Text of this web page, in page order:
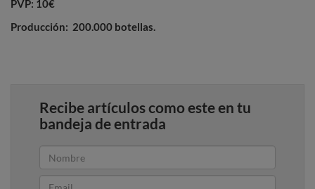
PVP: 10€
Producción: 200.000 botellas.
Recibe artículos como este en tu
bandeja de entrada